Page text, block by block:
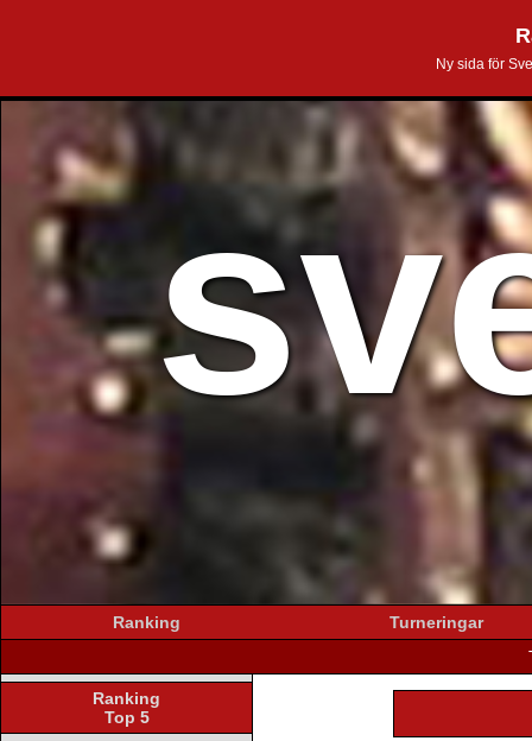
Ny sida för
Ranking
Turneringar
Ranking
Top 5